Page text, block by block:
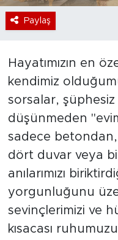
Paylaş
Hayatımızın en
kendimiz
sorsalar,
düşünmeden
sadece
dört duvar veya
anılarımızı
yorgunluğunu
sevinçlerimizi ve
kısacası
Magazin
Sektör